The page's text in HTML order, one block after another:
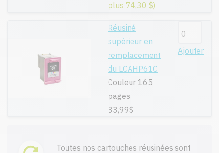
plus 74,30 $)
Réusiné
supérieur en
remplacement
du LCAHP61C
Couleur 165
pages
33,99$
Ajouter
Toutes nos cartouches réusinées sont